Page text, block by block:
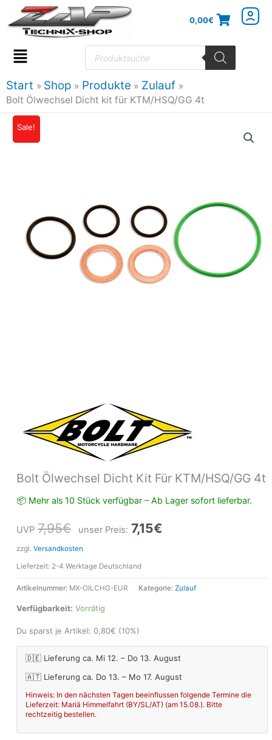
Inhalt
springen
0,00€
Flyout
Menu
Products
search
Start Shop Produkte Zulauf
Bolt Ölwechsel Dicht kit für KTM/HSQ/GG 4t
Sale!
Bolt Ölwechsel Dicht Kit Für KTM/HSQ/GG 4t
📦 Mehr als 10 Stück verfügbar – Ab Lager sofort lieferbar.
UVP 7,95€ unser Preis: 7,15€
zzgl. Versandkosten
Lieferzeit: 2-4 Werktage Deutschland
Artikelnummer: MX-OILCHG-EUR Kategorie: Zulauf
Verfügbarkeit: Vorrätig
Du sparst je Artikel: 0,80€ (10%)
🇩🇪 Lieferung ca. Mi 12. – Do 13. August
🇦🇹 Lieferung ca. Do 13. – Mo 17. August
Hinweis: In den nächsten Tagen beeinflussen folgende Termine die
Lieferzeit: Mariä Himmelfahrt (BY/SL/AT) (am 15.08.). Bitte
rechtzeitig bestellen.
Bolt
Ölwechsel
Menge